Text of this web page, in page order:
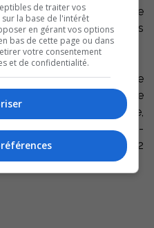
donc après cette
à quelques jours
le cadre de la poursuite
Shooner, 27 ans de
24 ans de Drummonville,
Dany Angelhart-
et Jerry Deblois, 32
de traiter vos
la base de l'intérêt
en gérant vos options
bas de cette page ou dans
votre consentement
et de confidentialité.